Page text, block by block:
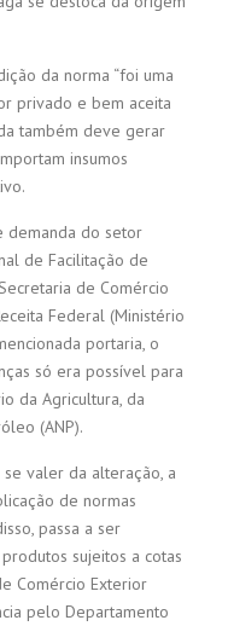
da norma “foi uma
privado e bem aceita
também deve gerar
insumos
demanda do setor
de Facilitação de
de Comércio
Federal (Ministério
portaria, o
só era possível para
da Agricultura, da
(ANP).
valer da alteração, a
de normas
passa a ser
sujeitos a cotas
Comércio Exterior
pelo Departamento